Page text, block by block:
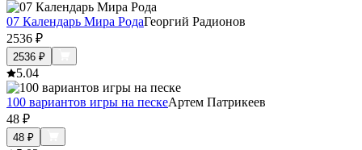
07 Календарь Мира РодаГеоргий Радионов
2536 ₽
2536 ₽
5.04
100 вариантов игры на пескеАртем Патрикеев
48 ₽
48 ₽